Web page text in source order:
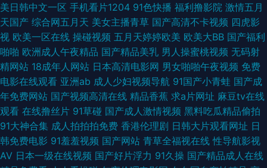
踫 91po在线观看 欧美一级AAAAAA 91午夜福利 蜜臀福利91av网 四虎导航
页 91手机在线视频 九一爽爽 少妇91n 91tv在线看 91人妻人人操人人爱 国产
精品成人午夜视频 91密桃视频 天天干日日 国产精品无吗 91看片婬黄大片软
件 国产黄色在线 探花剧情肏屄电影 国女不卡 午夜视频三区 91啪啪啪免费网
址 亚洲精品在线一 精品人妻成人 91网站推荐在线看 日本综合色网 91网战
五月丁香啪啪 91妹妹 91变态福利 香蕉伊人av 极品黑丝av 91熟女中文字幕
美日韩中文一区 手机看片1204 91色快播 福利撸影院 激情五月
天国产 综合网五月天 美女主播青草 国产高清不卡视频 四虎影
视 欧美一区在线 操碰视频 五月天婷婷欧美 欧美大BB 国产福利
啪啪 欧洲成人午夜精品 国产精品美乳 男人操蜜桃视频 无码射
精网站 18成年人网站 日本高清电影网 男女啪啪午夜视频 免费
电影在线观看 亚洲ab 成人少妇视频导航 91国产小青蛙 国产成
年免费网站 国产视频高清在线 精品香蕉 求a片网址 麻豆tv在线
观看 在线撸丝片 91草碰 国产成人激情视频 黑料吃瓜精品偷拍
91大神合集 成人拍拍拍免费 香港伦理剧 日韩大片观看网址 日
韩免费电影 91羞羞视频 国产网站 青草全福视在线 性导航影视
AV 日本一级在线视频 国产好片浮力 91久操 国产精品成人在线